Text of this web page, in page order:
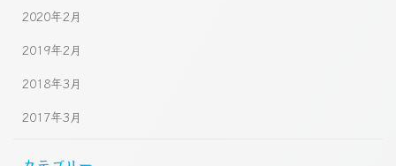
2020年2月
2019年2月
2018年3月
2017年3月